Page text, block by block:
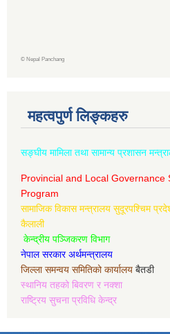
© Nepal Panchang
महत्वपुर्ण लिङ्कहरु
सङ्घीय मामिला तथा सामान्य प्रशासन
Provincial and Local Governance
Program
सामाजिक विकास मन्त्रालय सुदूरपश्चिम
कैलाली
केन्द्रीय पञ्जिकरण विभाग
नेपाल सरकार अर्थमन्त्रालय
जिल्ला समन्वय समितिको कार्यालय बैतडी
स्थानिय तहको बिवरण र नक्शा
राष्ट्रिय सुचना प्रविधि केन्द्र